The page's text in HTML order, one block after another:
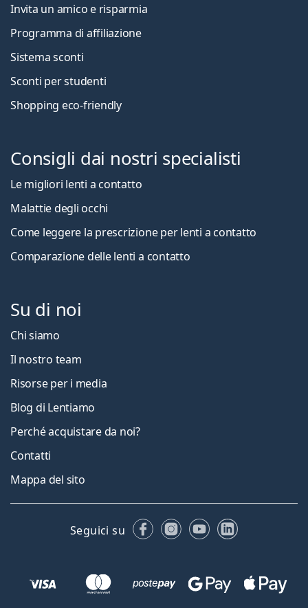
Invita un amico e risparmia
Programma di affiliazione
Sistema sconti
Sconti per studenti
Shopping eco-friendly
Consigli dai nostri specialisti
Le migliori lenti a contatto
Malattie degli occhi
Come leggere la prescrizione per lenti a contatto
Comparazione delle lenti a contatto
Su di noi
Chi siamo
Il nostro team
Risorse per i media
Blog di Lentiamo
Perché acquistare da noi?
Contatti
Mappa del sito
Seguici su FacebookInstagram
YouTubeLinkedIn